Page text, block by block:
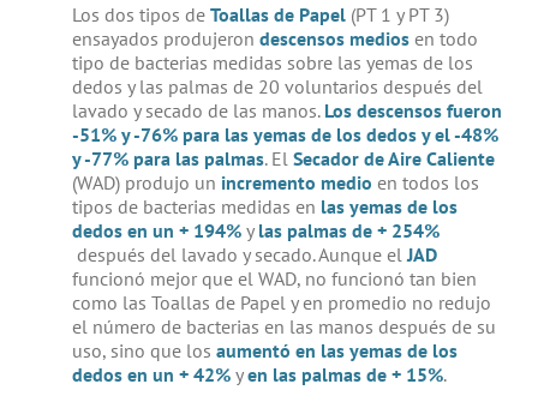
Los dos tipos de Toallas de Papel (PT 1 y PT 3)
ensayados produjeron descensos medios en todo
tipo de bacterias medidas sobre las yemas de los
dedos y las palmas de 20 voluntarios después del
lavado y secado de las manos. Los descensos fueron
-51% y -76% para las yemas de los dedos y el -48%
y -77% para las palmas. El Secador de Aire Caliente
(WAD) produjo un incremento medio en todos los
tipos de bacterias medidas en las yemas de los
dedos en un + 194% y las palmas de + 254%
después del lavado y secado. Aunque el JAD
funcionó mejor que el WAD, no funcionó tan bien
como las Toallas de Papel y en promedio no redujo
el número de bacterias en las manos después de su
uso, sino que los aumentó en las yemas de los
dedos en un + 42% yen las palmas de + 15%.